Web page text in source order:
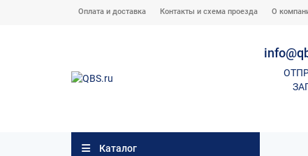
Оплата и доставка Контакты и схема проезда О
Каталог